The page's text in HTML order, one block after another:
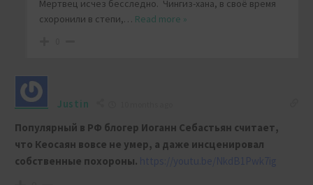
Мертвец исчез бесследно. Чингиз-хана, в своё время
схоронили в степи,… Read more »
Justin
Популярный в РФ блогер Иоганн Себастьян считает,
что Кеосаян вовсе не умер, а даже инсценировал
собственные похороны. https://youtu.be/NkdB1Pwk7ig